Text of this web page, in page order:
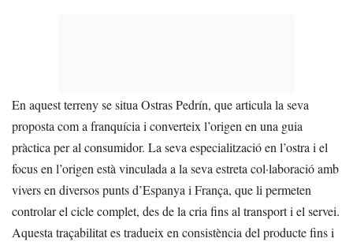
En aquest terreny se situa Ostras Pedrín, que articula la seva
proposta com a franquícia i converteix l’origen en una guia
pràctica per al consumidor. La seva especialització en l’ostra i el
focus en l’origen està vinculada a la seva estreta col·laboració amb
vivers en diversos punts d’Espanya i França, que li permeten
controlar el cicle complet, des de la cria fins al transport i el servei.
Aquesta traçabilitat es tradueix en consistència del producte fins i